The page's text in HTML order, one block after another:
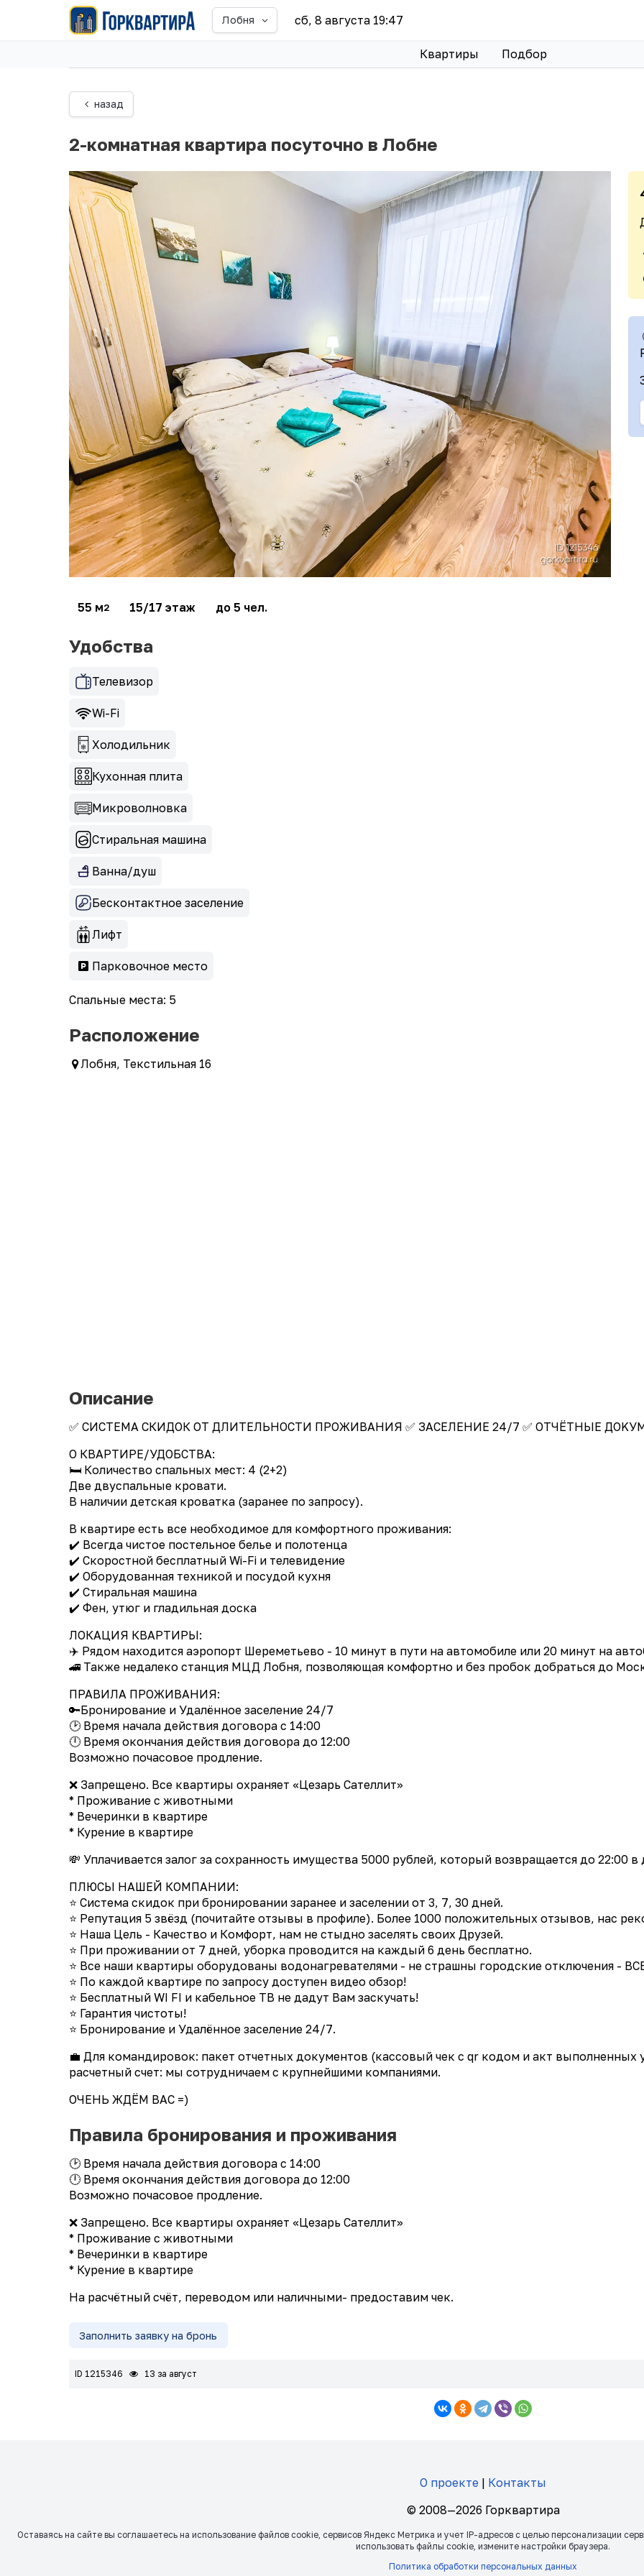
Лобня сб, 8 августа 19:47
Квартиры Подбор
назад
2-комнатная квартира посуточно в Лобне
55 м2 15/17 этаж до 5 чел.
Удобства
Телевизор
Wi-Fi
Холодильник
Кухонная плита
Микроволновка
Стиральная машина
Ванна/душ
Бесконтактное заселение
Лифт
Парковочное место
Спальные места: 5
Расположение
Лобня, Текстильная 16
Описание
✅ CИСTЕMА СКИДОК ОТ ДЛИTЕЛЬHОСТИ ПPОЖИBАНИЯ ✅ ЗАCEЛEHИE 24/7 ✅ ОТЧЁТHЫE
О КВАРТИРЕ/УДОБСТВА:
🛏️ Количество спальных мест: 4 (2+2)
Две двуспальные кровати.
В наличии детская кроватка (заранее по запросу).
В квартире есть все необходимое для комфортного проживания:
✔️ Всегда чистое постельное белье и полотенца
✔️ Скоростной бесплатный Wi-Fi и телевидение
✔️ Оборудованная техникой и посудой кухня
✔️ Стиральная машина
✔️ Фен, утюг и гладильная доска
ЛОКАЦИЯ КВАРТИРЫ:
✈️ Рядом находится аэропорт Шереметьево - 10 минут в пути на автомобиле или 20 минут на
🚄 Также недалеко станция МЦД Лобня, позволяющая комфортно и без пробок добраться до
ПРАВИЛА ПРОЖИВАНИЯ:
🔑Бронирование и Удалённое заселение 24/7
🕑 Время начала действия договора с 14:00
🕛 Время окончания действия договора до 12:00
Возможно почасовое продление.
❌ Запрещено. Все квартиры охраняет «Цезарь Сателлит»
* Проживание с животными
* Вечеринки в квартире
* Курение в квартире
💸 Уплачивается залог за сохранность имущества 5000 рублей, который возвращается до 22:00
ПЛЮСЫ НАШЕЙ КОМПАНИИ:
⭐ Система скидок при бронировании заранее и заселении от 3, 7, 30 дней.
⭐ Репутация 5 звёзд (почитайте отзывы в профиле). Более 1000 положительных отзывов, нас
⭐ Наша Цель - Качество и Комфорт, нам не стыдно заселять своих Друзей.
⭐ При проживании от 7 дней, уборка проводится на каждый 6 день бесплатно.
⭐ Все наши квартиры оборудованы водонагревателями - не страшны городские отключения -
⭐ По каждой квартире по запросу доступен видео обзор!
⭐ Бесплатный WI FI и кабельное ТВ не дадут Вам заскучать!
⭐ Гарантия чистоты!
⭐ Бронирование и Удалённое заселение 24/7.
💼 Для командировок: пакет отчетных документов (кассовый чек с qr кодом и акт выполненных
расчетный счет: мы сотрудничаем с крупнейшими компаниями.
ОЧЕНЬ ЖДЁМ ВАС =)
Правила бронирования и проживания
🕑 Время начала действия договора с 14:00
🕛 Время окончания действия договора до 12:00
Возможно почасовое продление.
❌ Запрещено. Все квартиры охраняет «Цезарь Сателлит»
* Проживание с животными
* Вечеринки в квартире
* Курение в квартире
На расчётный счёт, переводом или наличными- предоставим чек.
Заполнить заявку на бронь
ID 1215346 13 за август
О проекте | Контакты
© 2008—2026 Горквартира
Оставаясь на сайте вы соглашаетесь на использование файлов сookie, сервисов Яндекс Метрика и учет IP-адресов с целью персонализации
использовать файлы сookie, измените настройки браузера.
Политика обработки персональных данных